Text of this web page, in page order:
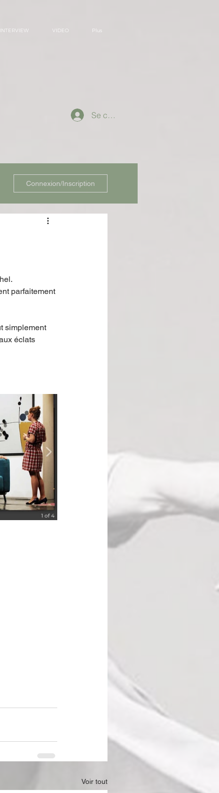
INTERVIEW VIDEO Plus
Se connecter
Connexion/Inscription
parfaitement
simplement
éclats
Voir tout